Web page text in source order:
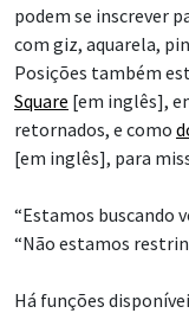
podem se inscrever
com giz, aquarela,
Posições também
Square [em inglês],
retornados, e como
[em inglês], para
“Estamos buscando
“Não estamos
Há funções